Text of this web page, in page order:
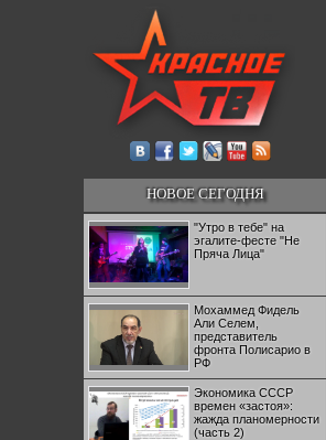
НОВОЕ СЕГОДНЯ
"Утро в тебе" на
эгалите-фесте "Не
Пряча Лица"
Мохаммед Фидель
Али Селем,
представитель
фронта Полисарио в
РФ
Экономика СССР
времен «застоя»:
жажда планомерности
(часть 2)